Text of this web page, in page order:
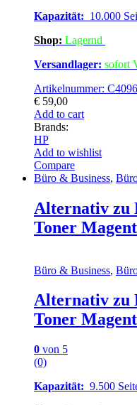
Kapazität: 10.000
Shop: Lagernd
Versandlager: sofort
Artikelnummer:
€ 59,00
Add to cart
Brands:
HP
Add to wishlist
Compare
Büro & Business,
Alternativ zu
Toner
Büro & Business,
Alternativ zu
Toner
0 von 5
(0)
Kapazität: 9.500